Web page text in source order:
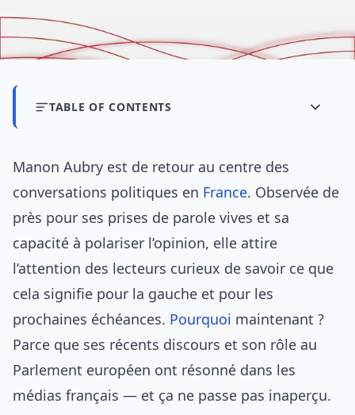
TABLE OF CONTENTS
Manon Aubry est de retour au centre des
conversations politiques en France. Observée de
près pour ses prises de parole vives et sa
capacité à polariser l’opinion, elle attire
l’attention des lecteurs curieux de savoir ce que
cela signifie pour la gauche et pour les
prochaines échéances. Pourquoi maintenant ?
Parce que ses récents discours et son rôle au
Parlement européen ont résonné dans les
médias français — et ça ne passe pas inaperçu.